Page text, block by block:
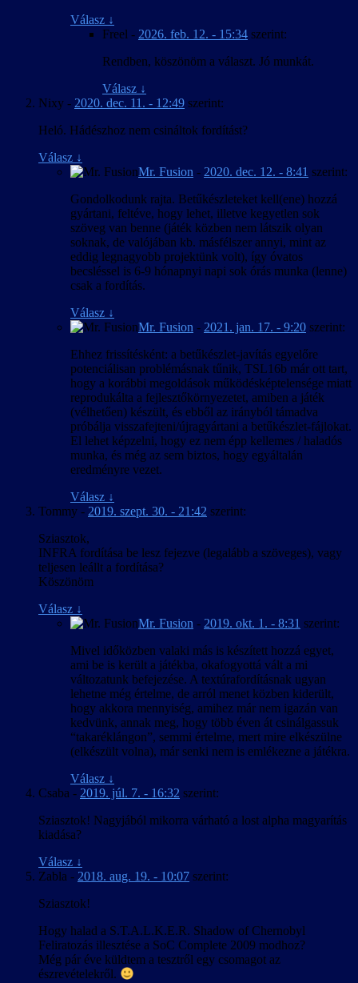
Válasz ↓
Freel - 2026. feb. 12. - 15:34 szerint:
Rendben, köszönöm a választ. Jó munkát.
Válasz ↓
Nixy - 2020. dec. 11. - 12:49 szerint:
Heló. Hádészhoz nem csináltok fordítást?
Válasz ↓
Mr. Fusion - 2020. dec. 12. - 8:41 szerint:
Gondolkodunk rajta. Betűkészleteket kell(ene) hozzá
gyártani, feltéve, hogy lehet, illetve kegyetlen sok
szöveg van benne (játék közben nem látszik olyan
soknak, de valójában kb. másfélszer annyi, mint az
eddig legnagyobb projektünk volt), így óvatos
becsléssel is 6-9 hónapnyi napi sok órás munka (lenne)
csak a fordítás.
Válasz ↓
Mr. Fusion - 2021. jan. 17. - 9:20 szerint:
Ehhez frissítésként: a betűkészlet-javítás egyelőre
potenciálisan problémásnak tűnik, TSL16b már ott tart,
hogy a korábbi megoldások működésképtelensége miatt
reprodukálta a fejlesztőkörnyezetet, amiben a játék
(vélhetően) készült, és ebből az irányból támadva
próbálja visszafejteni/újragyártani a betűkészlet-fájlokat.
El lehet képzelni, hogy ez nem épp kellemes / haladós
munka, és még az sem biztos, hogy egyáltalán
eredményre vezet.
Válasz ↓
Tommy - 2019. szept. 30. - 21:42 szerint:
Sziasztok,
INFRA fordítása be lesz fejezve (legalább a szöveges), vagy
teljesen leállt a fordítása?
Köszönöm
Válasz ↓
Mr. Fusion - 2019. okt. 1. - 8:31 szerint:
Mivel időközben valaki más is készített hozzá egyet,
ami be is került a játékba, okafogyottá vált a mi
változatunk befejezése. A textúrafordításnak ugyan
lehetne még értelme, de arról menet közben kiderült,
hogy akkora mennyiség, amihez már nem igazán van
kedvünk, annak meg, hogy több éven át csinálgassuk
“takaréklángon”, semmi értelme, mert mire elkészülne
(elkészült volna), már senki nem is emlékezne a játékra.
Válasz ↓
Csaba - 2019. júl. 7. - 16:32 szerint:
Sziasztok! Nagyjából mikorra várható a lost alpha magyarítás
kiadása?
Válasz ↓
Zabla - 2018. aug. 19. - 10:07 szerint:
Sziasztok!
Hogy halad a S.T.A.L.K.E.R. Shadow of Chernobyl
Feliratozás illesztése a SoC Complete 2009 modhoz?
Még pár éve küldtem a tesztről egy csomagot az
észrevételekről.